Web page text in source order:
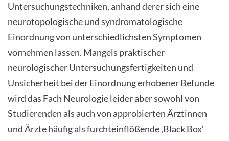
Datenschutz
Untersuchungstechniken, anhand derer sich eine
neurotopologische und syndromatologische
Einordnung von unterschiedlichsten Symptomen
vornehmen lassen. Mangels praktischer
neurologischer Untersuchungsfertigkeiten und
Unsicherheit bei der Einordnung erhobener Befunde
wird das Fach Neurologie leider aber sowohl von
Studierenden als auch von approbierten Ärztinnen
und Ärzte häufig als furchteinflößende ‚Black Box‘